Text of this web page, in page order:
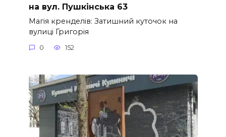
на вул. Пушкінська 63
Магія кренделів: Затишний куточок на
вулиці Григорія
0 152